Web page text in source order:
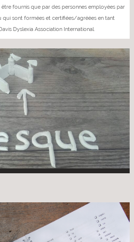
fournis que par des personnes employées par
qui sont formées et certifiées/agréées en tant
Dyslexia Association International.